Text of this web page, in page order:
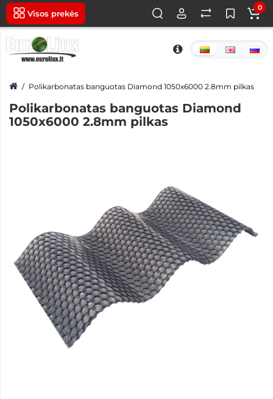
Visos prekės
0
Polikarbonatas banguotas Diamond 1050x6000 2.8mm pilkas
Polikarbonatas banguotas Diamond
1050x6000 2.8mm pilkas